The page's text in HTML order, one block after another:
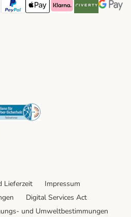
Payment Method
Payment Method
PayPal Payment Method
Apple Pay Payment Method
Klarna Payment Method
Riverty Payment
Google
Method
Security
Lieferzeit
Impressum
Digital Services Act
und Umweltbestimmungen